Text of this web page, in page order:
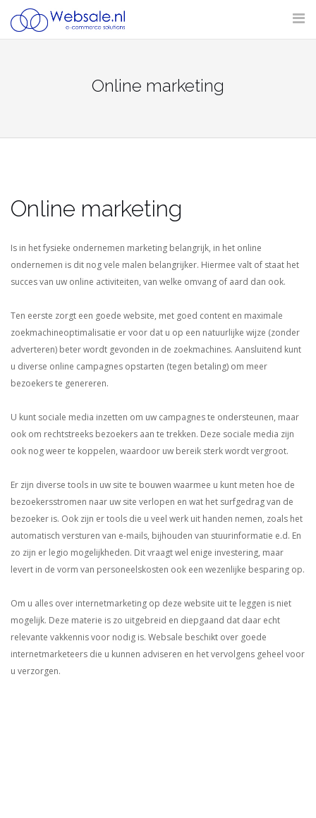
content
Online marketing
Online marketing
Is in het fysieke ondernemen marketing belangrijk, in het online
ondernemen is dit nog vele malen belangrijker. Hiermee valt of staat het
succes van uw online activiteiten, van welke omvang of aard dan ook.
Ten eerste zorgt een goede website, met goed content en maximale
zoekmachineoptimalisatie er voor dat u op een natuurlijke wijze (zonder
adverteren) beter wordt gevonden in de zoekmachines. Aansluitend kunt
u diverse online campagnes opstarten (tegen betaling) om meer
bezoekers te genereren.
U kunt sociale media inzetten om uw campagnes te ondersteunen, maar
ook om rechtstreeks bezoekers aan te trekken. Deze sociale media zijn
ook nog weer te koppelen, waardoor uw bereik sterk wordt vergroot.
Er zijn diverse tools in uw site te bouwen waarmee u kunt meten hoe de
bezoekersstromen naar uw site verlopen en wat het surfgedrag van de
bezoeker is. Ook zijn er tools die u veel werk uit handen nemen, zoals het
automatisch versturen van e-mails, bijhouden van stuurinformatie e.d. En
zo zijn er legio mogelijkheden. Dit vraagt wel enige investering, maar
levert in de vorm van personeelskosten ook een wezenlijke besparing op.
Om u alles over internetmarketing op deze website uit te leggen is niet
mogelijk. Deze materie is zo uitgebreid en diepgaand dat daar echt
relevante vakkennis voor nodig is. Websale beschikt over goede
internetmarketeers die u kunnen adviseren en het vervolgens geheel voor
u verzorgen.